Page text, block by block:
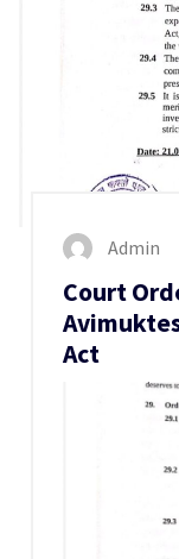
Admin
Court
Act